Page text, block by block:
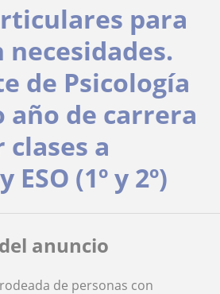
para
necesidades.
de Psicología
de carrera
clases a
(1º y 2º)
anuncio
de personas con